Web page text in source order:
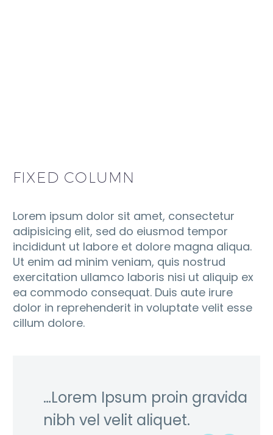
FIXED COLUMN
Lorem ipsum dolor sit amet, consectetur
adipisicing elit, sed do eiusmod tempor
incididunt ut labore et dolore magna aliqua.
Ut enim ad minim veniam, quis nostrud
exercitation ullamco laboris nisi ut aliquip ex
ea commodo consequat. Duis aute irure
dolor in reprehenderit in voluptate velit esse
cillum dolore.
…Lorem Ipsum proin gravida
nibh vel velit aliquet.